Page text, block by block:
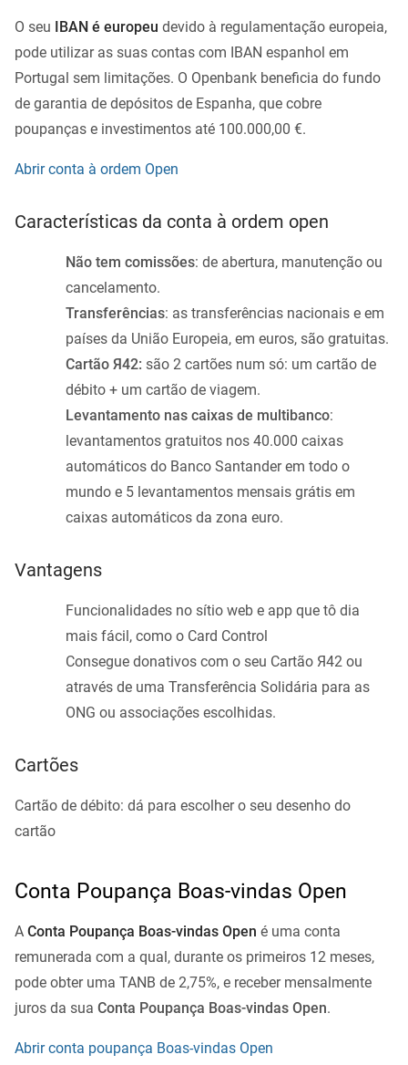
O seu IBAN é europeu devido à regulamentação europeia,
pode utilizar as suas contas com IBAN espanhol em
Portugal sem limitações. O Openbank beneficia do fundo
de garantia de depósitos de Espanha, que cobre
poupanças e investimentos até 100.000,00 €.
Abrir conta à ordem Open
Características da conta à ordem open
Não tem comissões: de abertura, manutenção ou
cancelamento.
Transferências: as transferências nacionais e em
países da União Europeia, em euros, são gratuitas.
Cartão Я42: são 2 cartões num só: um cartão de
débito + um cartão de viagem.
Levantamento nas caixas de multibanco:
levantamentos gratuitos nos 40.000 caixas
automáticos do Banco Santander em todo o
mundo e 5 levantamentos mensais grátis em
caixas automáticos da zona euro.
Vantagens
Funcionalidades no sítio web e app que tô dia
mais fácil, como o Card Control
Consegue donativos com o seu Cartão Я42 ou
através de uma Transferência Solidária para as
ONG ou associações escolhidas.
Cartões
Cartão de débito: dá para escolher o seu desenho do
cartão
Conta Poupança Boas-vindas Open
A Conta Poupança Boas-vindas Open é uma conta
remunerada com a qual, durante os primeiros 12 meses,
pode obter uma TANB de 2,75%, e receber mensalmente
juros da sua Conta Poupança Boas-vindas Open.
Abrir conta poupança Boas-vindas Open